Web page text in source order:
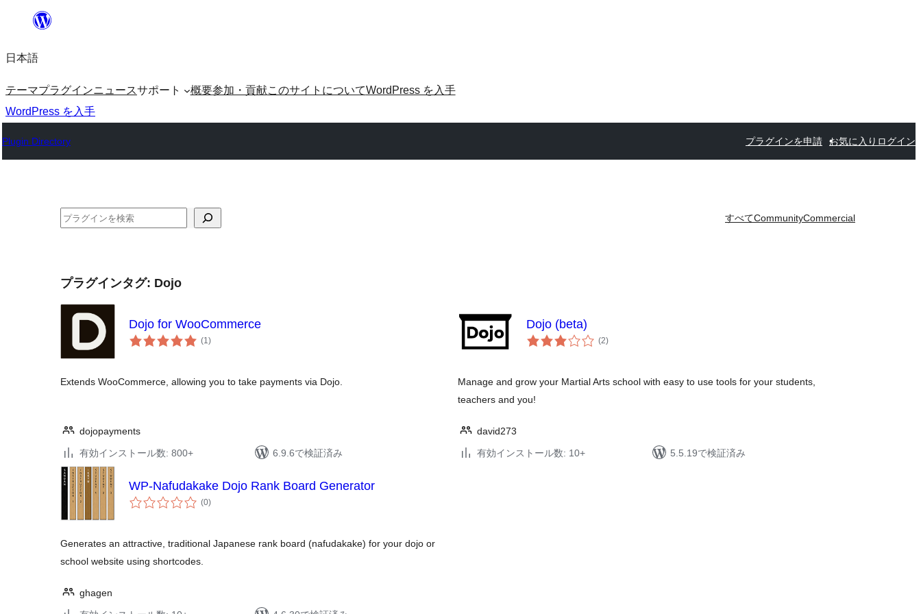
を
ッ
プ
日本語
テーマプラグインニュースサポート 概要参加・貢献このサイトについてWordPress を入手
WordPress を入手
Plugin Directory プラグインを申請 お気に入り ログイン
検
すべてCommunityCommercial
プラグインタグ: Dojo
Dojo for WooCommerce
(1個
の)
Extends WooCommerce, allowing you to take payments via Dojo.
dojopayments
有効インストール数: 800+
6.9.6で検証済み
Dojo (beta)
(2個
の)
Manage and grow your Martial Arts school with easy to use tools for your students,
teachers and you!
david273
有効インストール数: 10+
5.5.19で検証済み
WP-Nafudakake Dojo Rank Board Generator
(0個
の)
Generates an attractive, traditional Japanese rank board (nafudakake) for your dojo or
school website using shortcodes.
ghagen